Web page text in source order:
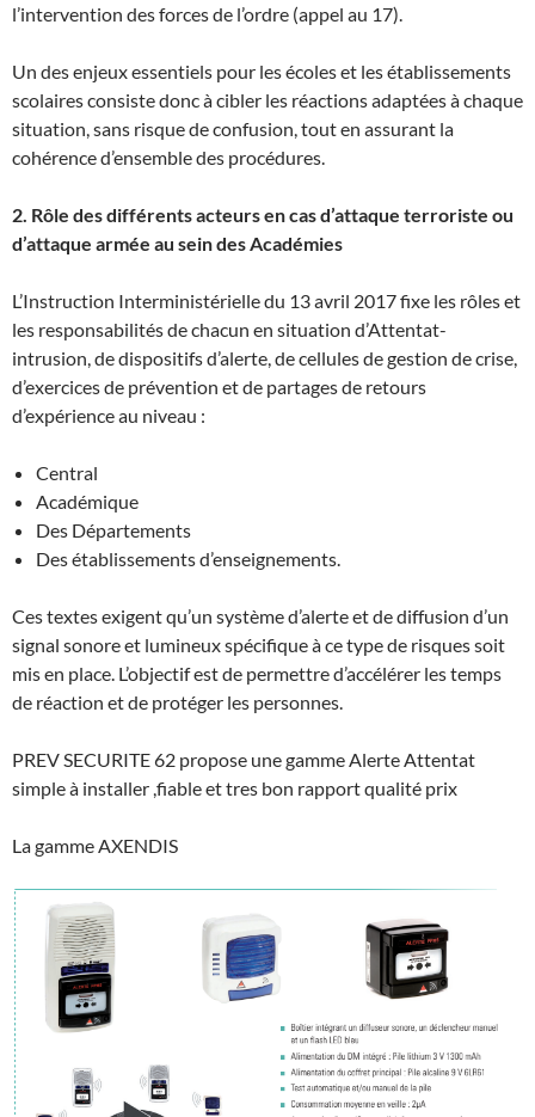
l’intervention des forces de l’ordre (appel au 17).
Un des enjeux essentiels pour les écoles et les établissements
scolaires consiste donc à cibler les réactions adaptées à chaque
situation, sans risque de confusion, tout en assurant la
cohérence d’ensemble des procédures.
2. Rôle des différents acteurs en cas d’attaque terroriste ou
d’attaque armée au sein des Académies
L’Instruction Interministérielle du 13 avril 2017 fixe les rôles et
les responsabilités de chacun en situation d’Attentat-
intrusion, de dispositifs d’alerte, de cellules de gestion de crise,
d’exercices de prévention et de partages de retours
d’expérience au niveau :
Central
Académique
Des Départements
Des établissements d’enseignements.
Ces textes exigent qu’un système d’alerte et de diffusion d’un
signal sonore et lumineux spécifique à ce type de risques soit
mis en place. L’objectif est de permettre d’accélérer les temps
de réaction et de protéger les personnes.
PREV SECURITE 62 propose une gamme Alerte Attentat
simple à installer ,fiable et tres bon rapport qualité prix
La gamme AXENDIS